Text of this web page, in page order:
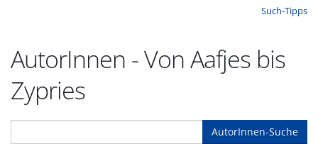
Such-Tipps
AutorInnen - Von Aafjes bis
Zypries
AutorInnen-Suche